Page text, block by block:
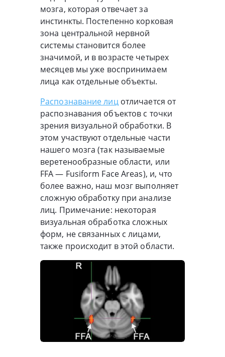
мозга, которая отвечает за
инстинкты. Постепенно корковая
зона центральной нервной
системы становится более
значимой, и в возрасте четырех
месяцев мы уже воспринимаем
лица как отдельные объекты.
Распознавание лицотличается от
распознавания объектов с точки
зрения визуальной обработки. В
этом участвуют отдельные части
нашего мозга (так называемые
веретенообразные области, или
FFA — Fusiform Face Areas), и, что
более важно, наш мозг выполняет
сложную обработку при анализе
лиц. Примечание: некоторая
визуальная обработка сложных
форм, не связанных с лицами,
также происходит в этой области.